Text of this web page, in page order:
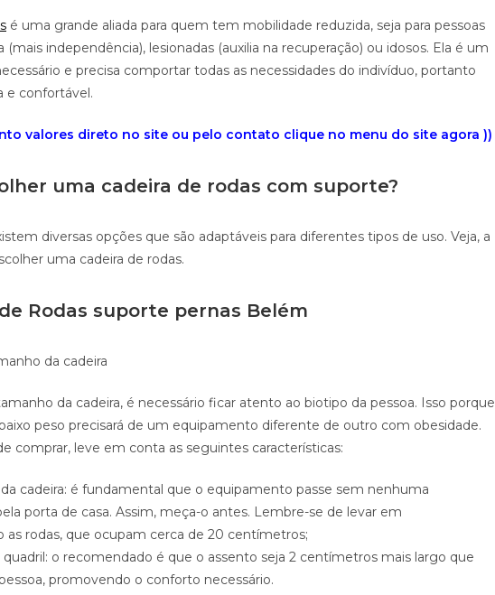
é uma grande aliada para quem tem mobilidade reduzida, seja para pessoas
independência), lesionadas (auxilia na recuperação) ou idosos. Ela é um
e precisa comportar todas as necessidades do indivíduo, portanto
e confortável.
valores direto no site ou pelo contato clique no menu do site agora ))
uma cadeira de rodas com suporte?
diversas opções que são adaptáveis para diferentes tipos de uso. Veja, a
uma cadeira de rodas.
Rodas suporte pernas Belém
da cadeira
da cadeira, é necessário ficar atento ao biotipo da pessoa. Isso porque
peso precisará de um equipamento diferente de outro com obesidade.
comprar, leve em conta as seguintes características:
cadeira: é fundamental que o equipamento passe sem nenhuma
porta de casa. Assim, meça-o antes. Lembre-se de levar em
as rodas, que ocupam cerca de 20 centímetros;
o recomendado é que o assento seja 2 centímetros mais largo que
promovendo o conforto necessário.